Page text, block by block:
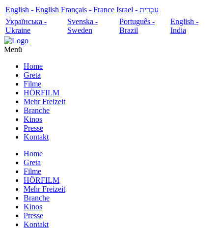
English - English Français - France
עִבְרִית - Israel
Українська -
Ukraine
Svenska -
Sweden
Português -
Brazil
English -
India
Menü
Home
Greta
Filme
HÖRFILM
Mehr Freizeit
Branche
Kinos
Presse
Kontakt
Home
Greta
Filme
HÖRFILM
Mehr Freizeit
Branche
Kinos
Presse
Kontakt